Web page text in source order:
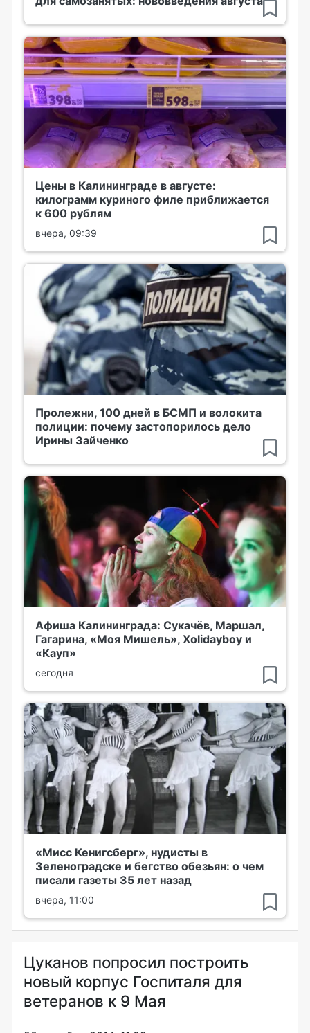
Цены в Калининграде в августе:
килограмм куриного филе приближается
к 600 рублям
вчера, 09:39
Пролежни, 100 дней в БСМП и волокита
полиции: почему застопорилось дело
Ирины Зайченко
Афиша Калининграда: Сукачёв, Маршал,
Гагарина, «Моя Мишель», Xolidayboy и
«Кауп»
сегодня
«Мисс Кенигсберг», нудисты в
Зеленоградске и бегство обезьян: о чем
писали газеты 35 лет назад
вчера, 11:00
Цуканов попросил построить
новый корпус Госпиталя для
ветеранов к 9 Мая